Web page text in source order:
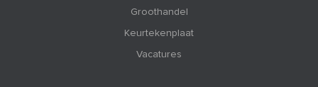
Groothandel
Keurtekenplaat
Vacatures